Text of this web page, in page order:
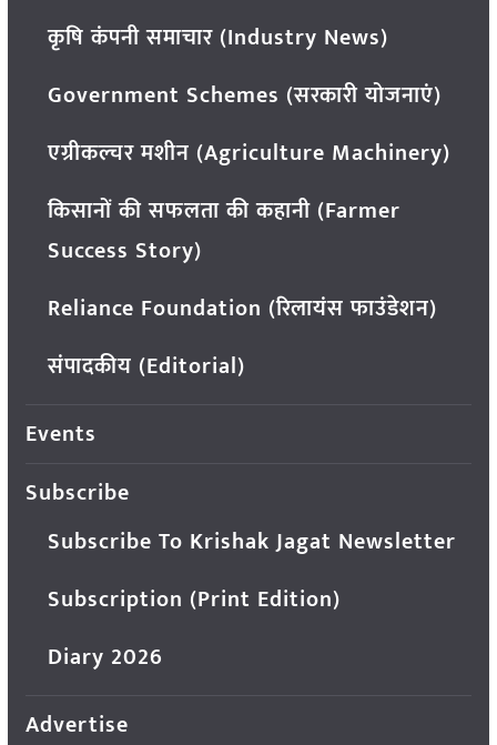
कृषि कंपनी समाचार (Industry News)
Government Schemes (सरकारी योजनाएं)
एग्रीकल्चर मशीन (Agriculture Machinery)
किसानों की सफलता की कहानी (Farmer
Success Story)
Reliance Foundation (रिलायंस फाउंडेशन)
संपादकीय (Editorial)
Events
Subscribe
Subscribe To Krishak Jagat Newsletter
Subscription (Print Edition)
Diary 2026
Advertise